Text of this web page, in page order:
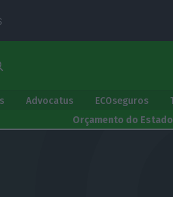
Advocatus ECOseguros
Orçamento do